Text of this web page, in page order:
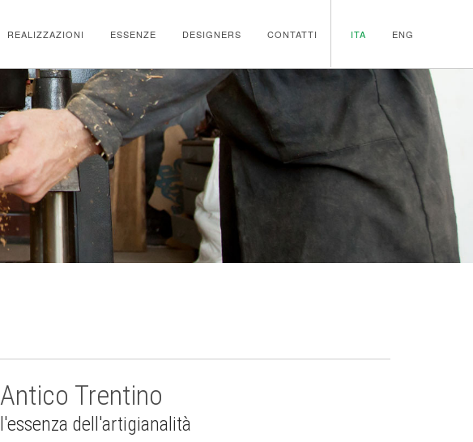
REALIZZAZIONI ESSENZE DESIGNERS CONTATTI ITA ENG
Antico Trentino
l'essenza dell'artigianalità